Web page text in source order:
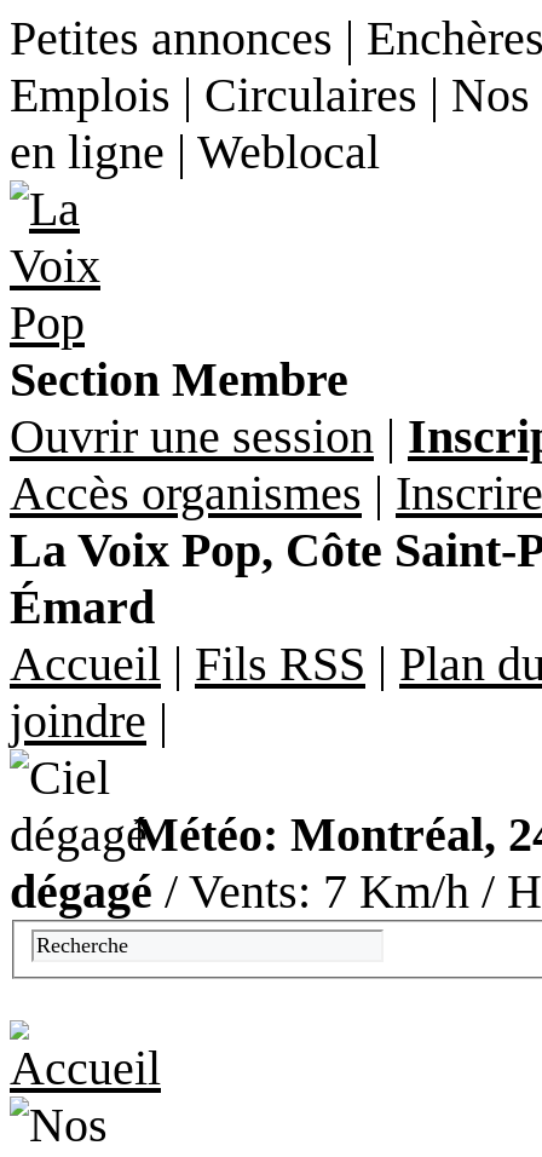
Petites annonces |
Emplois | Circulaires |
en ligne | Weblocal
Section Membre
Ouvrir une session |
Accès organismes |
La Voix Pop, Côte
Émard
Accueil | Fils RSS | Plan
joindre |
Météo: Montréal,
dégagé / Vents: 7 Km/h /